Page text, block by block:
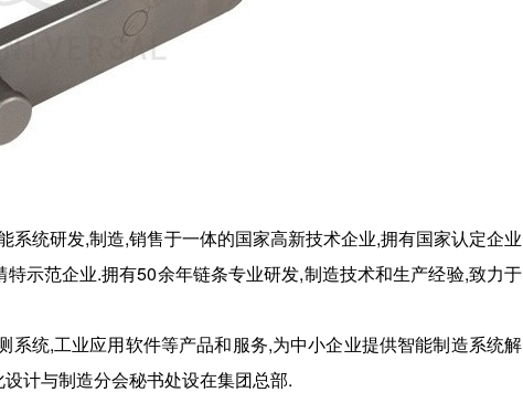
统研发,制造,销售于一体的国家高新技术企业,拥有国家认定企业
示范企业.拥有50余年链条专业研发,制造技术和生产经验,致力于
系统,工业应用软件等产品和服务,为中小企业提供智能制造系统解
计与制造分会秘书处设在集团总部.